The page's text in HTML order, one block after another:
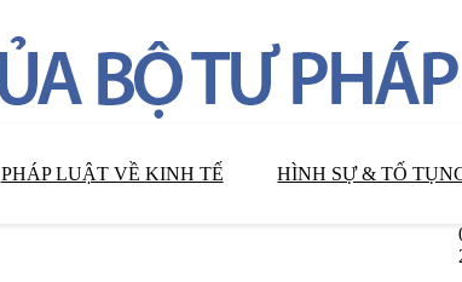
PHÁP LUẬT VỀ KINH TẾ HÌNH SỰ & TỐ